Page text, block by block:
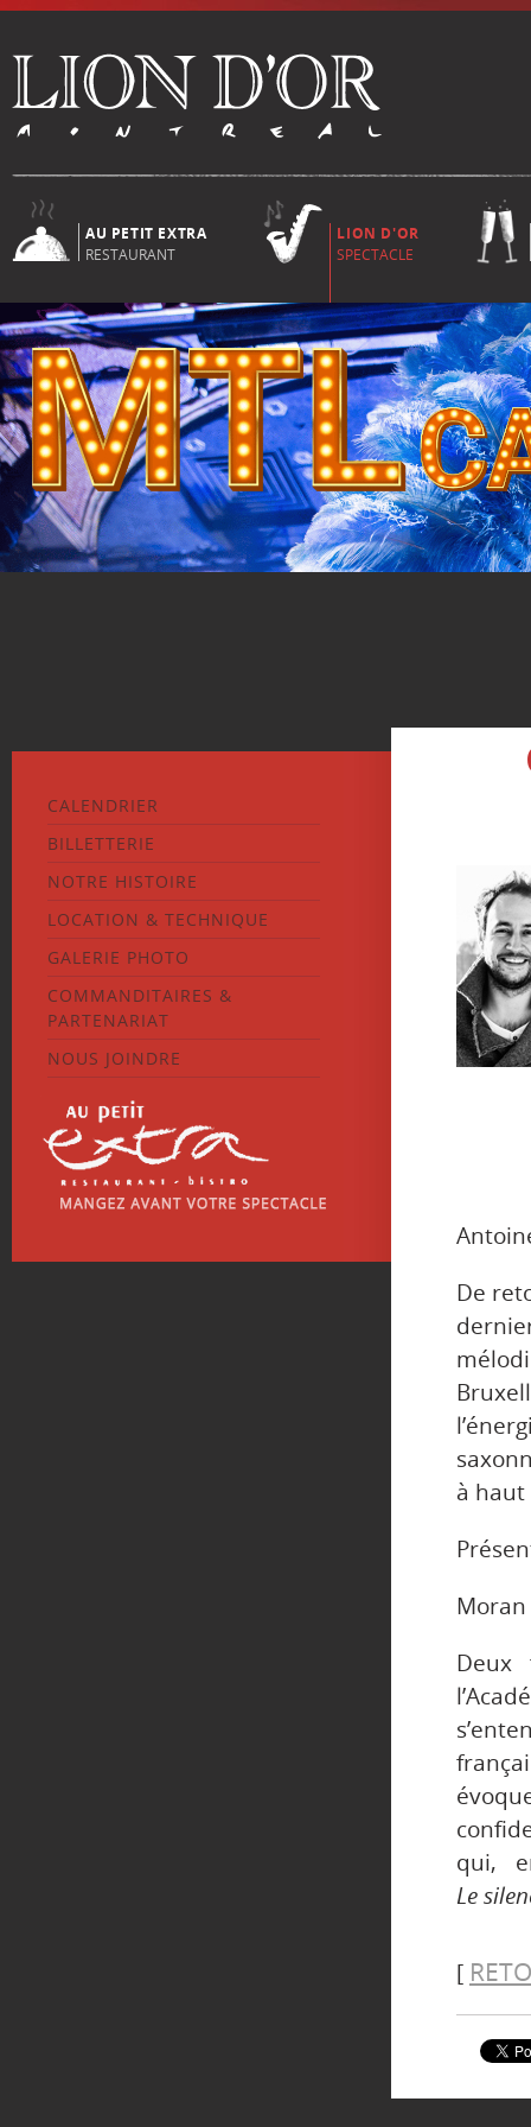
AU PETIT EXTRA
RESTAURANT
LION D'OR
SPECTACLE
CALENDRIER
BILLETTERIE
NOTRE HISTOIRE
LOCATION & TECHNIQUE
GALERIE PHOTO
COMMANDITAIRES &
PARTENARIAT
NOUS JOINDRE
De
à
Moran
Deux
qui,
Le
[